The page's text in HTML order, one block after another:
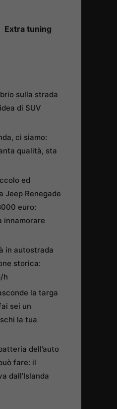
Extra tuning
sulla strada
di SUV
ci siamo:
qualità, sta
ed
Jeep Renegade
euro:
innamorare
in autostrada
storica:
h
la targa
sei un
la tua
dell’auto
fare: il
dall’Islanda